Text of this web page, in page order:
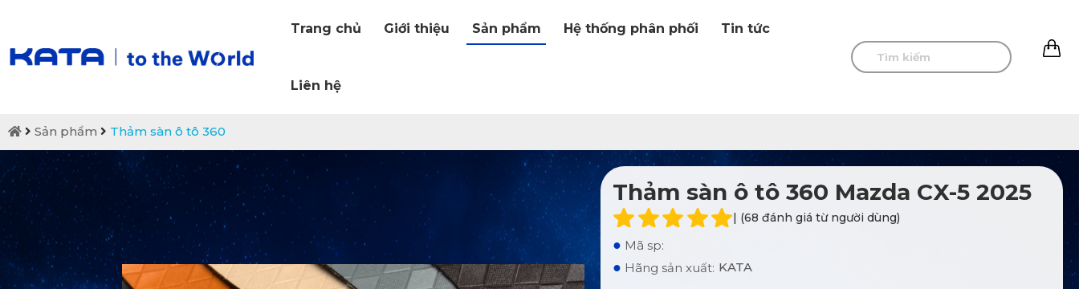
Trang chủ Giới thiệu Sản phẩm Hệ thống phân phối Tin tức
Liên hệ
Sản phẩm Thảm sàn ô tô 360
Thảm sàn ô tô 360 Mazda CX-5 2025
| (68 đánh giá từ người dùng)
● Mã sp:
● Hãng sản xuất: KATA